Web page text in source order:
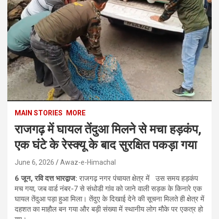
MAIN STORIES MORE
राजगढ़ में घायल तेंदुआ मिलने से मचा हड़कंप,
एक घंटे के रेस्क्यू के बाद सुरक्षित पकड़ा गया
June 6, 2026 Awaz-e-Himachal
6 जून, रवि दत्त भारद्वाज:राजगढ़ नगर पंचायत क्षेत्र में उस समय हड़कंप
मच गया, जब वार्ड नंबर-7 से संधोडी गांव को जाने वाली सड़क के किनारे एक
घायल तेंदुआ पड़ा हुआ मिला। तेंदुए के दिखाई देने की सूचना मिलते ही क्षेत्र में
दहशत का माहौल बन गया और बड़ी संख्या में स्थानीय लोग मौके पर एकत्र हो